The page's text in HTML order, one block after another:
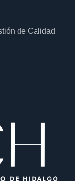
de Calidad